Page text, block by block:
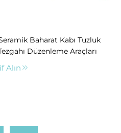
Baharat Kabı Tuzluk
Düzenleme Araçları
Alın